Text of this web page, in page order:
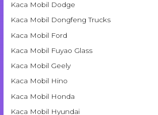
Kaca Mobil Dodge
Kaca Mobil Dongfeng Trucks
Kaca Mobil Ford
Kaca Mobil Fuyao Glass
Kaca Mobil Geely
Kaca Mobil Hino
Kaca Mobil Honda
Kaca Mobil Hyundai